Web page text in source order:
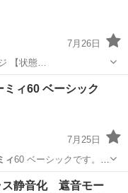
7月26日
ハムスターケージ 【状態…
ィ60 ベーシック
7月25日
ィ60 ベーシックです。
ス静音化 遮音モー